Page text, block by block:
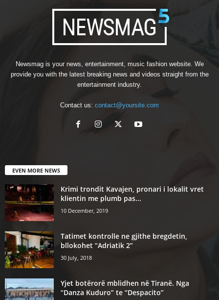
Newsmag is your news, entertainment, music fashion website. We
provide you with the latest breaking news and videos straight from the
entertainment industry.
Contact us: contact@yoursite.com
EVEN MORE NEWS
Krimi trondit Kavajen, pronari i lokalit vret
klientin me plumb pas...
10 December, 2019
Tatimet kontrolle ne gjithe bregdetin,
bllokohet “Adriatik 2”
30 July, 2018
Yjet botërorë mblidhen në Tiranë. Nga
“Danza Kuduro” te “Despacito”